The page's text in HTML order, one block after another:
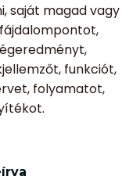
saját magad vagy
funkciót,
folyamatot,